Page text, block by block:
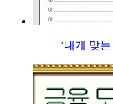
‘내게 맞